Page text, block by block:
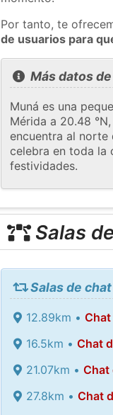
Por tanto, te
de usuarios para
Más datos
Muná es una
Mérida a 20.48
encuentra al norte
celebra en toda la
festividades.
Salas
Salas de
12.89km • Chat
16.5km • Chat
21.07km • Chat
27.8km • Chat